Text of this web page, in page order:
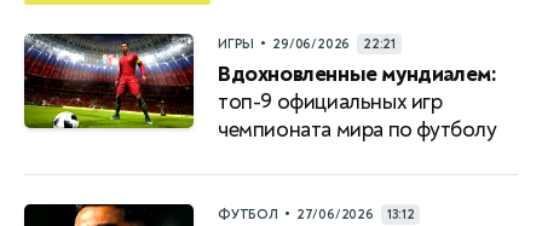
ИГРЫ • 29/06/2026 22:21
Вдохновленные мундиалем:
топ-9 официальных игр
чемпионата мира по футболу
ФУТБОЛ • 27/06/2026 13:12